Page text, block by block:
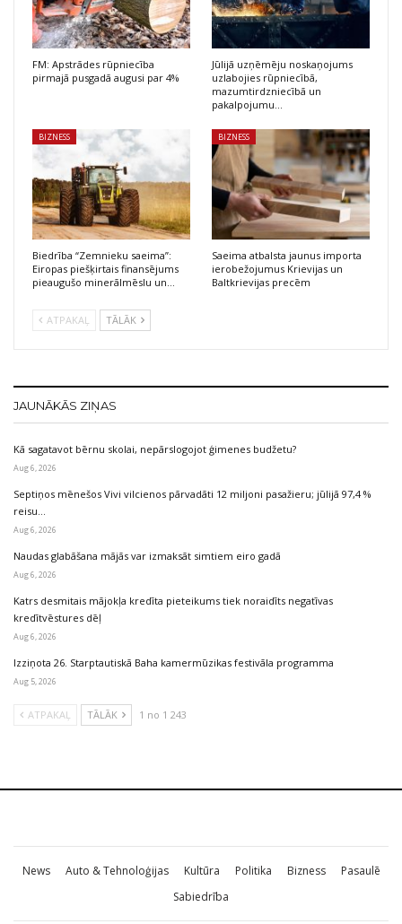
FM: Apstrādes rūpniecība
pirmajā pusgadā augusi par 4%
Jūlijā uzņēmēju noskaņojums
uzlabojies rūpniecībā,
mazumtirdzniecībā un
pakalpojumu…
BIZNESS
Biedrība “Zemnieku saeima”:
Eiropas piešķirtais finansējums
pieaugušo minerālmēslu un…
BIZNESS
Saeima atbalsta jaunus importa
ierobežojumus Krievijas un
Baltkrievijas precēm
ATPAKAĻ TĀLĀK
JAUNĀKĀS ZIŅAS
Kā sagatavot bērnu skolai, nepārslogojot ģimenes budžetu?
Aug 6, 2026
Septiņos mēnešos Vivi vilcienos pārvadāti 12 miljoni pasažieru; jūlijā 97,4 %
reisu…
Aug 6, 2026
Naudas glabāšana mājās var izmaksāt simtiem eiro gadā
Aug 6, 2026
Katrs desmitais mājokļa kredīta pieteikums tiek noraidīts negatīvas
kredītvēstures dēļ
Aug 6, 2026
Izziņota 26. Starptautiskā Baha kamermūzikas festivāla programma
Aug 5, 2026
ATPAKAĻ TĀLĀK 1 no 1 243
News Auto & Tehnoloģijas Kultūra Politika Bizness
Pasaulē
Sabiedrība